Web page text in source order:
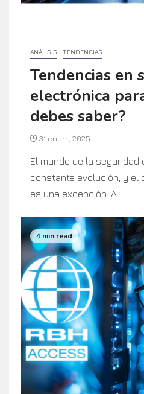
ANÁLISIS TENDENCIAS
Tendencias en
electrónica
debes saber?
31 enero, 2025
El mundo de la
constante evolución, y el
es una excepción. A...
4 min read